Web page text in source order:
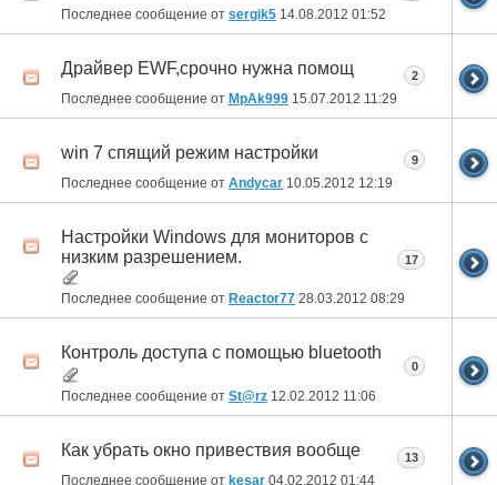
Последнее сообщение от sergik5 14.08.2012 01:52
Драйвер EWF,срочно нужна помощ
Последнее сообщение от MpAk999 15.07.2012 11:29
2
win 7 спящий режим настройки
Последнее сообщение от Andycar 10.05.2012 12:19
9
Настройки Windows для мониторов с
низким разрешением.
Последнее сообщение от Reactor77 28.03.2012 08:29
17
Контроль доступа с помощью bluetooth
Последнее сообщение от St@rz 12.02.2012 11:06
0
Как убрать окно привествия вообще
Последнее сообщение от kesar 04.02.2012 01:44
13